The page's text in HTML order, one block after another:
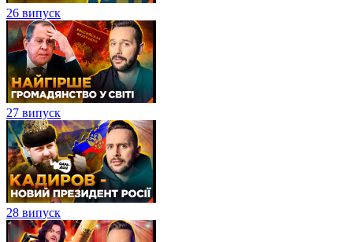
26 випуск
27 випуск
28 випуск